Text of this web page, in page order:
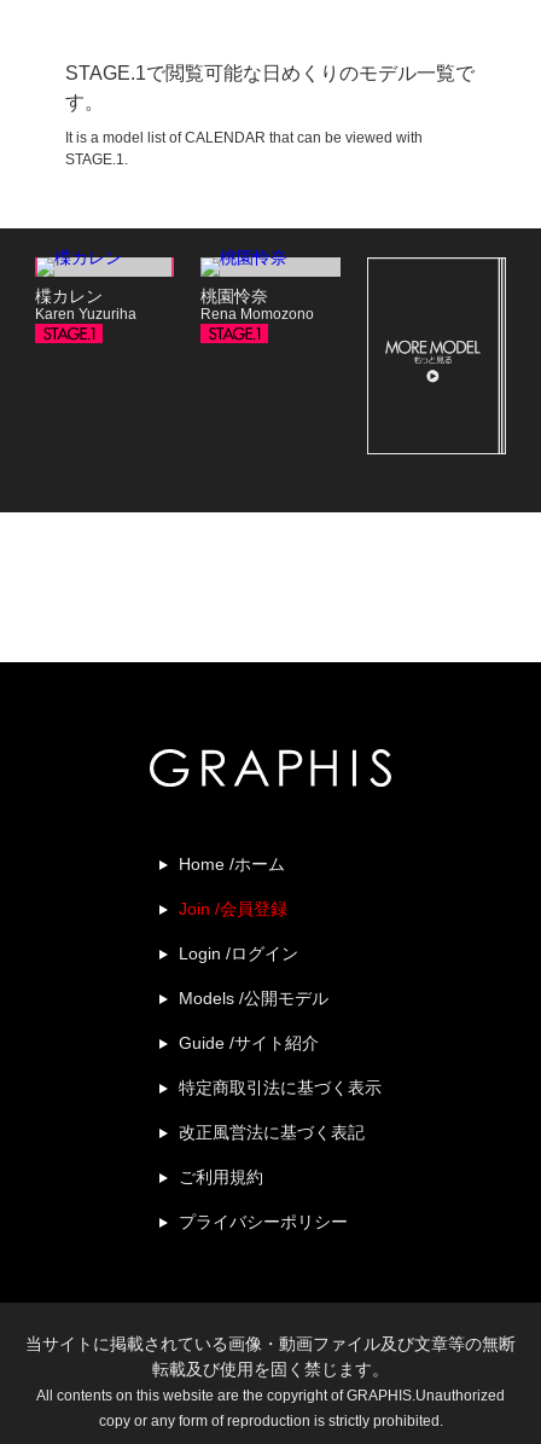
STAGE.1で閲覧可能な日めくりのモデル一覧で
す。
It is a model list of CALENDAR that can be viewed with
STAGE.1.
楪カレン
Karen Yuzuriha
桃園怜奈
Rena Momozono
Home /ホーム
Join /会員登録
Login /ログイン
Models /公開モデル
Guide /サイト紹介
特定商取引法に基づく表示
改正風営法に基づく表記
ご利用規約
プライバシーポリシー
当サイトに掲載されている画像・動画ファイル及び文章等の無断
転載及び使用を固く禁じます。
All contents on this website are the copyright of GRAPHIS.Unauthorized
copy or any form of reproduction is strictly prohibited.